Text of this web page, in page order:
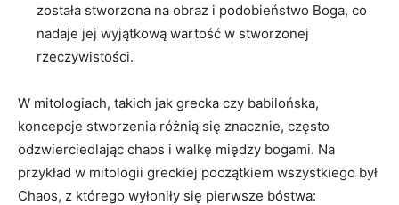
została stworzona na obraz i podobieństwo Boga, co
nadaje jej wyjątkową wartość w stworzonej
rzeczywistości.
W mitologiach, takich jak grecka czy babilońska,
koncepcje stworzenia różnią się znacznie, często
odzwierciedlając chaos i walkę między bogami. Na
przykład w mitologii greckiej początkiem wszystkiego był
Chaos, z którego wyłoniły się pierwsze bóstwa: